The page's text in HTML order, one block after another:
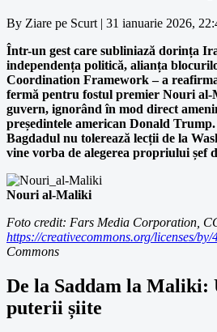
By Ziare pe Scurt | 31 ianuarie 2026,
Într-un gest care subliniază dorința
independența politică, alianța
Coordination Framework – a
fermă pentru fostul premier Nouri
guvern, ignorând în mod direct
președintele american Donald
Bagdadul nu tolerează lecții de la
vine vorba de alegerea propriului șef
Nouri al-Maliki
Foto credit: Fars Media Corporation,
https://creativecommons.org/licenses/by/
Commons
De la Saddam la Maliki:
puterii șiite